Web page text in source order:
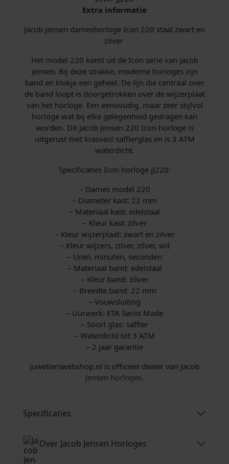
e
p
r
i
j
s
w
a
s
:
€
7
9
5
,
0
:
4
8
8
Extra informatie
Jacob Jensen dameshorloge Icon 220 staal zwart en
zilver
Het model 220 komt uit de Icon serie van Jacob
Jensen. Bij deze strakke, moderne horloges zijn
band en klokje een geheel. De lijn die centraal over
de band loopt is doorgetrokken over de wijzerplaat
van het horloge. Een eenvoudig, maar zeer stijlvol
horloge wat bij elke gelegenheid gedragen kan
worden. Dit Jacob Jensen 220 Icon horloge is
uitgerust met krasvast saffierglas en is 3 ATM
waterdicht.
Specificaties Icon horloge JJ220:
– Dames model 220
– Diameter kast: 22 mm
– Materiaal kast: edelstaal
– Kleur kast: zilver
– Kleur wijzerplaat: zwart en zilver
– Kleur wijzers, zilver, zilver, wit
– Uren, minuten, seconden
– Materiaal band: edelstaal
– Kleur band: zilver
– Breedte band: 22 mm
– Vouwsluiting
– Uurwerk: ETA Swiss Made
– Soort glas: saffier
– Waterdicht tot 3 ATM
– 2 jaar garantie
Juwelierswebshop.nl is officieel dealer van Jacob
Jensen horloges.
Specificaties
Over Jacob Jensen Horloges